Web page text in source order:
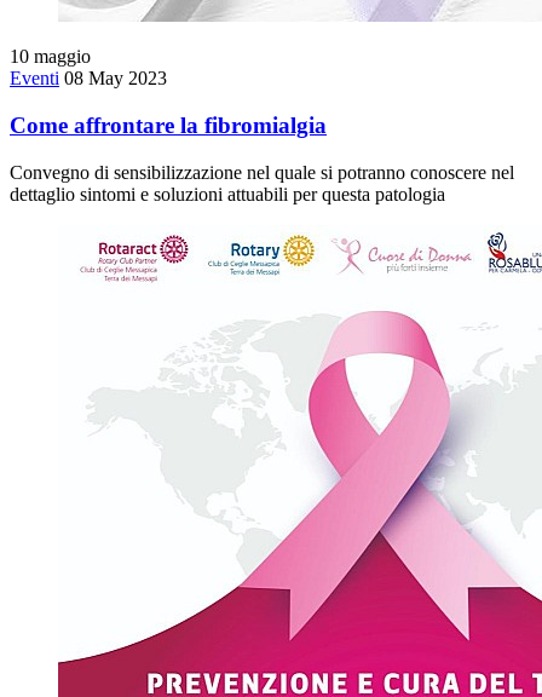
10 maggio
Eventi 08 May 2023
Come affrontare la fibromialgia
Convegno di sensibilizzazione nel quale si potranno conoscere nel
dettaglio sintomi e soluzioni attuabili per questa patologia